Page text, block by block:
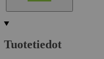
Tuotetiedot